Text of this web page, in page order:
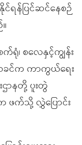
င်ရန်ပြင်ဆင်နေစဉ်
ရုံ၊ စလေနှင့်ကျွန်း
ခင်က ကာကွယ်ရေး
ာနတို့ ပူးတွဲ
ဖက်သို့ လွှဲပြောင်း